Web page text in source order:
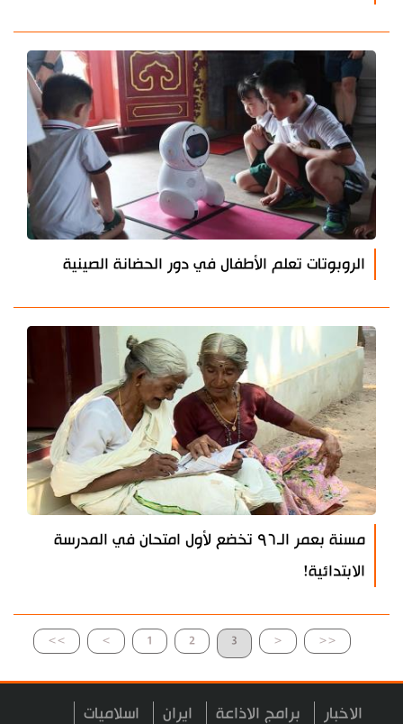
الروبوتات تعلم الأطفال في دور الحضانة الصينية
مسنة بعمر الـ۹٦ تخضع لأول امتحان في المدرسة
الابتدائية!
>> > 1 2 3 < <<
الاخبار برامج الاذاعة ايران اسلاميات